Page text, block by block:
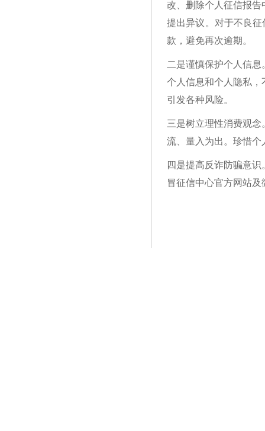
改、删除个人征信报
提出异议。对于不良
款，避免再次逾期。
二是谨慎保护个人信
个人信息和个人隐私
引发各种风险。
三是树立理性消费观
流、量入为出。珍惜个
四是提高反诈防骗意
冒征信中心官方网站